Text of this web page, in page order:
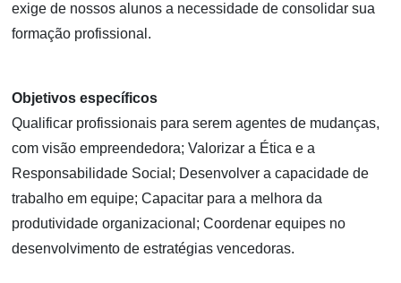
exige de nossos alunos a necessidade de consolidar sua
formação profissional.
Objetivos específicos
Qualificar profissionais para serem agentes de mudanças,
com visão empreendedora; Valorizar a Ética e a
Responsabilidade Social; Desenvolver a capacidade de
trabalho em equipe; Capacitar para a melhora da
produtividade organizacional; Coordenar equipes no
desenvolvimento de estratégias vencedoras.